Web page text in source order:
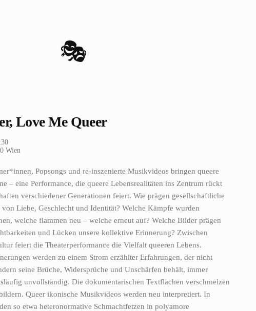
🎭
Love Me Queer
Wien
Popsongs und re-inszenierte Musikvideos bringen queere
– eine Performance, die queere Lebensrealitäten ins Zentrum rückt
verschiedener Generationen feiert. Wie prägen gesellschaftliche
Liebe, Geschlecht und Identität? Welche Kämpfe wurden
welche flammen neu – welche erneut auf? Welche Bilder prägen
und Lücken unsere kollektive Erinnerung? Zwischen
feiert die Theaterperformance die Vielfalt queeren Lebens.
werden zu einem Strom erzählter Erfahrungen, der nicht
seine Brüche, Widersprüche und Unschärfen behält, immer
unvollständig. Die dokumentarischen Textflächen verschmelzen
Queer ikonische Musikvideos werden neu interpretiert. In
so etwa heteronormative Schmachtfetzen in polyamore